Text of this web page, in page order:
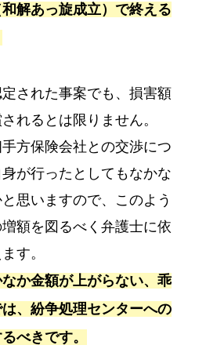
解あっ旋成立）で終える
された事案でも、損害額
れるとは限りません。
方保険会社との交渉につ
が行ったとしてもなかな
思いますので、このよう
額を図るべく弁護士に依
す。
か金額が上がらない、乖
、紛争処理センターへの
べきです。